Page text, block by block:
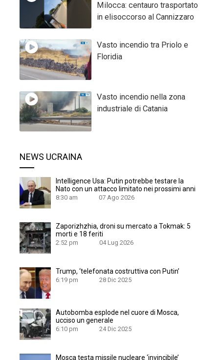
Milocca: centauro trasportato
in elisoccorso al Cannizzaro
Vasto incendio tra Priolo e
Floridia
Vasto incendio nella zona
industriale di Catania
NEWS UCRAINA
Intelligence Usa: Putin potrebbe testare la
Nato con un attacco limitato nei prossimi anni
8:30 am 07 Ago 2026
Zaporizhzhia, droni su mercato a Tokmak: 5
morti e 18 feriti
2:52 pm 04 Lug 2026
Trump, ‘telefonata costruttiva con Putin’
6:19 pm 28 Dic 2025
Autobomba esplode nel cuore di Mosca,
ucciso un generale
6:10 pm 24 Dic 2025
Mosca testa missile nucleare ‘invincibile’